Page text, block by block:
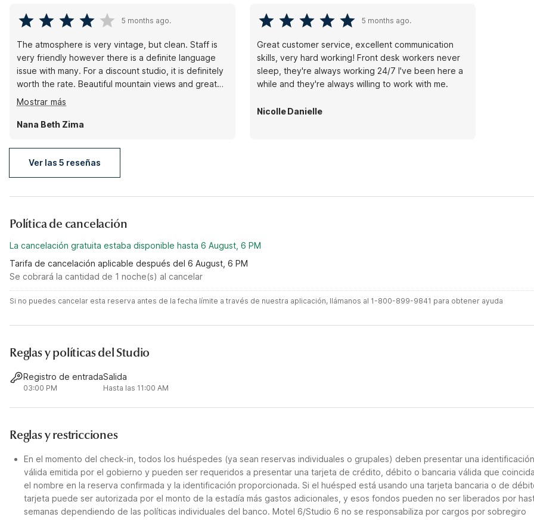
5 months ago.
The atmosphere is very vintage, but clean. Staff is
very friendly however there is a definite language
issue with many. For a discount studio, it is definitely
worth the rate. Beautiful mountain views and great
access to the city.
Mostrar más
Nana Beth Zima
5 months ago.
Great customer service, excellent communication
skills, very hard working! Front desk workers never
sleep, they're always working 24/7 I've been here a
while and they're always willing to work with me.
Nicolle Danielle
Ver las 5 reseñas
Política de cancelación
La cancelación gratuita estaba disponible hasta 6 August, 6 PM
Tarifa de cancelación aplicable después del 6 August, 6 PM
Se cobrará la cantidad de 1 noche(s) al cancelar
Si no puedes cancelar esta reserva antes de la fecha límite a través de nuestra aplicación, llámanos al 1-800-899-9841 para obtener ayuda
Reglas y políticas del Studio
Registro de entrada
03:00 PM
Salida
Hasta las 11:00 AM
Reglas y restricciones
En el momento del check-in, todos los huéspedes (ya sean reservas individuales o grupales) deben presentar una identificación
válida emitida por el gobierno y pueden ser requeridos a presentar una tarjeta de crédito, débito o bancaria válida que
el nombre en la reserva confirmada y la identificación proporcionada. Si el huésped está usando una tarjeta bancaria o de
tarjeta puede ser autorizada por el monto de la estadía más gastos adicionales, y esos fondos pueden no ser liberados por
semanas dependiendo de las políticas individuales del banco. Motel 6/Studio 6 no se responsabiliza por cargos por sobregiro